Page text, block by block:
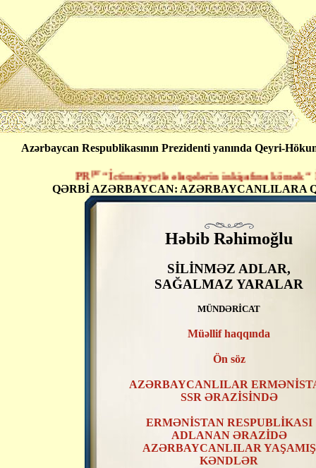
Azərbaycan Respublikasının Prezidenti yanında Qeyri-
pr“İctimaiyyətlə əlaqələrin inkişafına kömək “
QƏRBİ AZƏRBAYCAN: AZƏRBAYCANLILARA
Həbib Rəhimoğlu
SİLİNMƏZ ADLAR,
SAĞALMAZ YARALAR
MÜNDƏRİCAT
Müəllif haqqında
Ön söz
AZƏRBAYCANLILAR
SSR ƏRAZİSİNDƏ
ERMƏNİSTAN RESPUBLİKASI
ADLANAN ƏRAZİDƏ
AZƏRBAYCANLILAR YAŞAMIŞ
KƏNDLƏR